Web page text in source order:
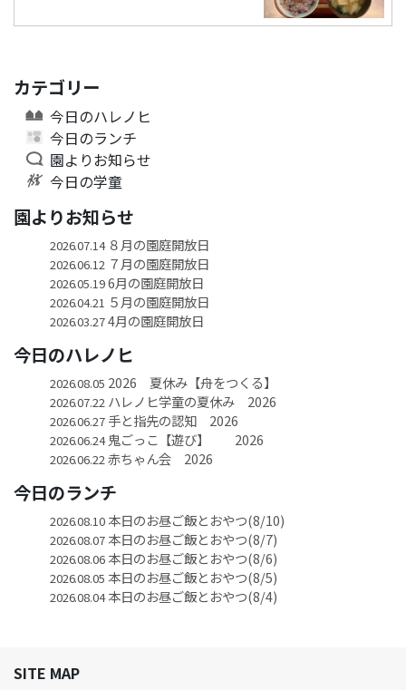
カテゴリー
今日のハレノヒ
今日のランチ
園よりお知らせ
今日の学童
園よりお知らせ
2026.07.14８月の園庭開放日
2026.06.12７月の園庭開放日
2026.05.196月の園庭開放日
2026.04.21 ５月の園庭開放日
2026.03.274月の園庭開放日
今日のハレノヒ
2026.08.05 2026 夏休み【舟をつくる】
2026.07.22ハレノヒ学童の夏休み 2026
2026.06.27手と指先の認知 2026
2026.06.24鬼ごっこ【遊び】 2026
2026.06.22赤ちゃん会 2026
今日のランチ
2026.08.10本日のお昼ご飯とおやつ(8/10)
2026.08.07本日のお昼ご飯とおやつ(8/7)
2026.08.06本日のお昼ご飯とおやつ(8/6)
2026.08.05 本日のお昼ご飯とおやつ(8/5)
2026.08.04本日のお昼ご飯とおやつ(8/4)
SITE MAP